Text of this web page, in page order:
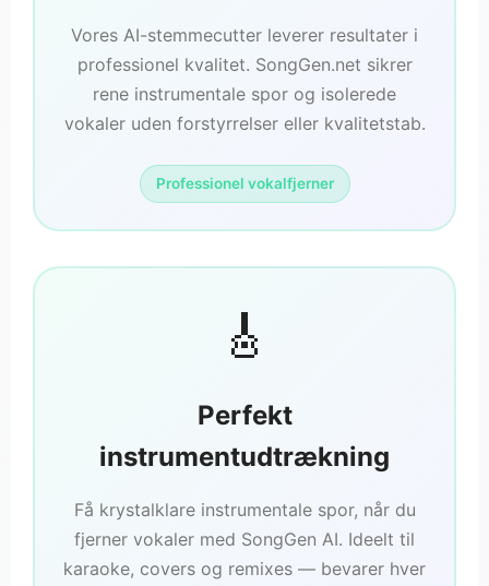
Vores AI-stemmecutter leverer resultater i
professionel kvalitet. SongGen.net sikrer
rene instrumentale spor og isolerede
vokaler uden forstyrrelser eller kvalitetstab.
Professionel vokalfjerner
🎸
Perfekt
instrumentudtrækning
Få krystalklare instrumentale spor, når du
fjerner vokaler med SongGen AI. Ideelt til
karaoke, covers og remixes — bevarer hver